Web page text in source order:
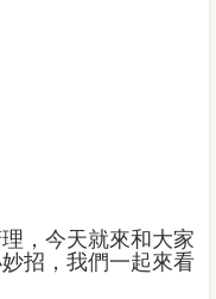
，今天就來和大家
招，我們一起來看